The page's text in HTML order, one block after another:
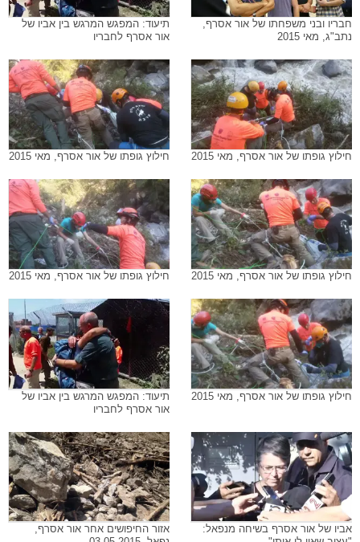
חבריו ובני משפחתו של אור אסרף,
נתב"ג, מאי 2015
תיעוד: המפגש המרגש בין אביו של
אור אסרף לחבריו
חילוץ גופתו של אור אסרף, מאי 2015 חילוץ גופתו של אור אסרף, מאי 2015
חילוץ גופתו של אור אסרף, מאי 2015 חילוץ גופתו של אור אסרף, מאי 2015
חילוץ גופתו של אור אסרף, מאי 2015
תיעוד: המפגש המרגש בין אביו של
אור אסרף לחבריו
אביו של אור אסרף בשיחה מנפאל:
אזור החיפושים אחר אור אסרף,